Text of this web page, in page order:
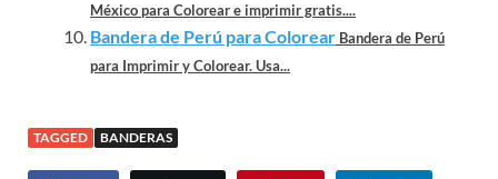
México para Colorear e imprimir gratis....
Bandera de Perú para Colorear Bandera de Perú
para Imprimir y Colorear. Usa...
TAGGED BANDERAS